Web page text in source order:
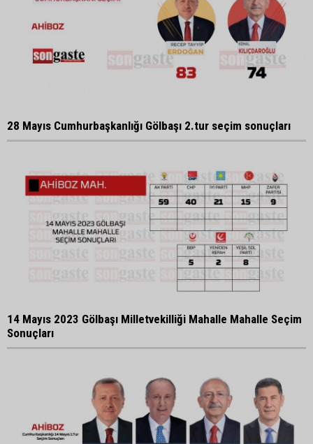
28 Mayıs Cumhurbaşkanlığı Gölbaşı 2.tur seçim sonuçları
14 Mayıs 2023 Gölbaşı Milletvekilliği Mahalle Mahalle Seçim
Sonuçları